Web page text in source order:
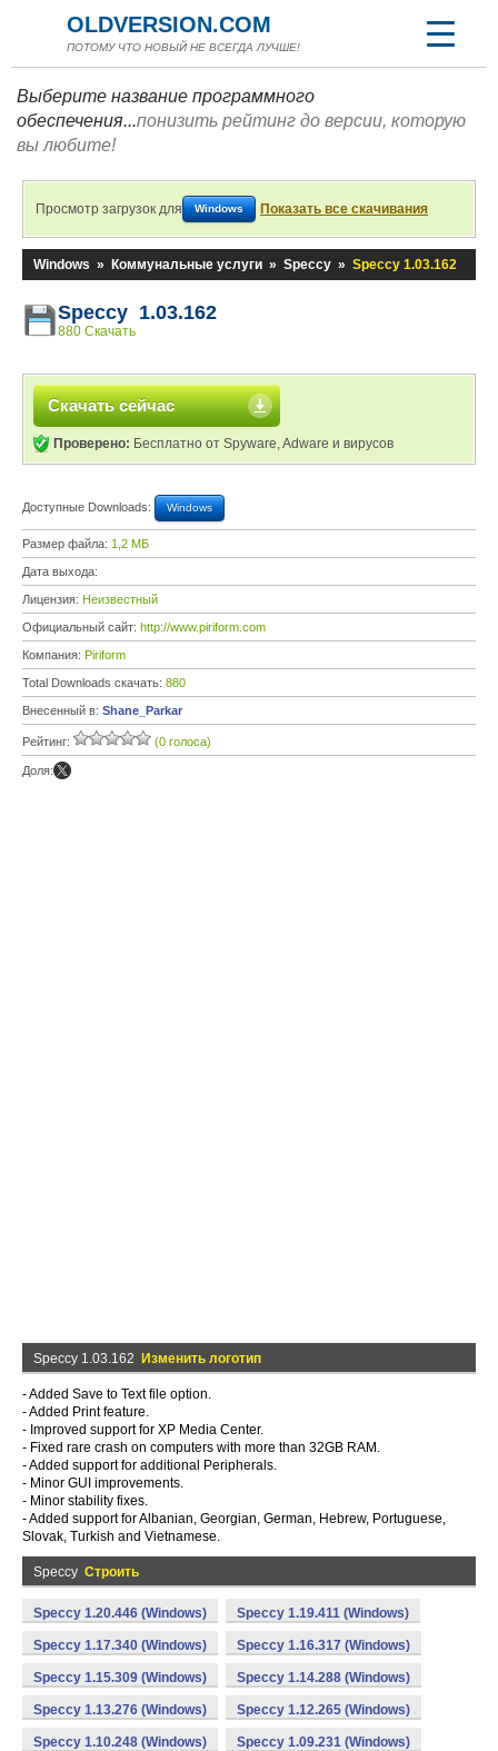
OLDVERSION.COM
ПОТОМУ ЧТО НОВЫЙ НЕ ВСЕГДА ЛУЧШЕ!
Выберите название программного
обеспечения...понизить рейтинг до версии, которую
вы любите!
Просмотр загрузок для Windows Показать все скачивания
Windows » Коммунальные услуги » Speccy » Speccy 1.03.162
Speccy 1.03.162
880 Скачать
Скачать сейчас
Проверено: Бесплатно от Spyware, Adware и вирусов
Доступные Downloads: Windows
Размер файла: 1,2 МБ
Дата выхода:
Лицензия: Неизвестный
Официальный сайт: http://www.piriform.com
Компания: Piriform
Total Downloads скачать: 880
Внесенный в: Shane_Parkar
Рейтинг: (0 голоса)
Доля:
Speccy 1.03.162 Изменить логотип
- Added Save to Text file option.
- Added Print feature.
- Improved support for XP Media Center.
- Fixed rare crash on computers with more than 32GB RAM.
- Added support for additional Peripherals.
- Minor GUI improvements.
- Minor stability fixes.
- Added support for Albanian, Georgian, German, Hebrew, Portuguese,
Slovak, Turkish and Vietnamese.
Speccy Строить
Speccy 1.20.446 (Windows) Speccy 1.19.411 (Windows)
Speccy 1.17.340 (Windows) Speccy 1.16.317 (Windows)
Speccy 1.15.309 (Windows) Speccy 1.14.288 (Windows)
Speccy 1.13.276 (Windows) Speccy 1.12.265 (Windows)
Speccy 1.10.248 (Windows) Speccy 1.09.231 (Windows)